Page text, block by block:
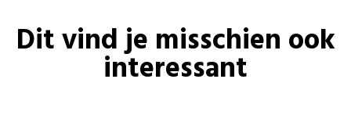
Dit vind je misschien ook
interessant